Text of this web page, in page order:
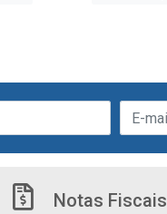
Notas Fiscais